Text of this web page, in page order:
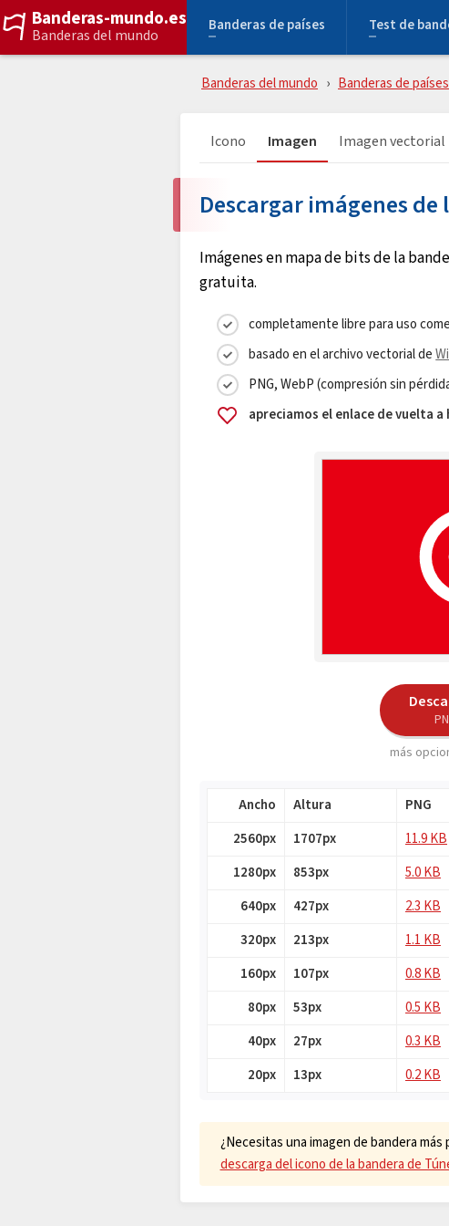
Banderas-mundo.es
Banderas del mundo
Banderas de países Test de
Banderas del mundo Banderas de países
Icono Imagen Imagen vectorial
Descargar imágenes
Imágenes en mapa de bits de la
gratuita.
completamente libre para uso
basado en el archivo vectorial de
PNG, WebP (compresión sin
apreciamos el enlace de vuelta
más
Ancho Altura PNG
2560px
1707px 11.9 KB
1280px
853px 5.0 KB
640px
427px 2.3 KB
320px
213px 1.1 KB
160px
107px 0.8 KB
80px
53px 0.5 KB
40px
27px 0.3 KB
20px
13px 0.2 KB
¿Necesitas una imagen de bandera
descarga del icono de la bandera de